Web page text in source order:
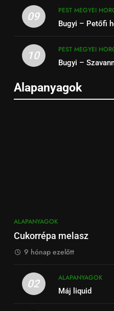
09
PEST MEGYEI
Bugyi – Petőfi
10
PEST MEGYEI
Bugyi –
Alapanyagok
ALAPANYAGOK
Cukorrépa melasz
9 hónap ezelőtt
02
ALAPANYAGOK
Máj liquid